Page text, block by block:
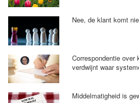
Nee, de klant komt
Correspondentie over
verdwijnt waar
Middelmatigheid is